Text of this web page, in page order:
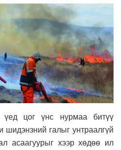
үед цог үнс нурмаа битүү
шидэнзний галыг унтраалгүй
асаагуурыг хээр хөдөө ил